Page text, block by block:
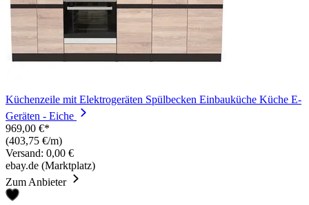
Küchenzeile mit Elektrogeräten Spülbecken Einbauküche Küche E-
Geräten - Eiche
969,00 €*
(403,75 €/m)
Versand: 0,00 €
ebay.de (Marktplatz)
Zum Anbieter